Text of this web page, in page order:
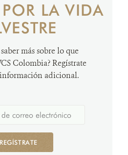
LA VIDA
más sobre lo que
Colombia? Regístrate
adicional.
REGÍSTRATE